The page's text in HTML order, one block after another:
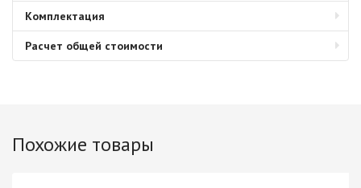
Комплектация
Расчет общей стоимости
Похожие товары